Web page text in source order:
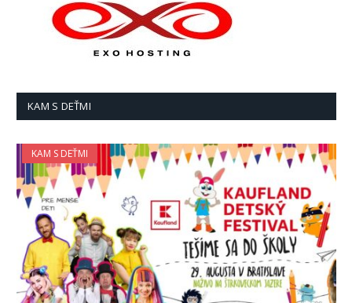
KAM S DEŤMI
KAM S DEŤMI